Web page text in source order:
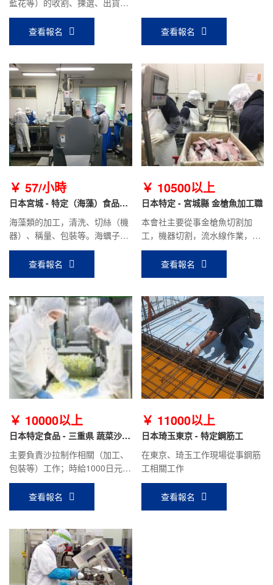
藍花等）的收割、揀選、出貨等
工作
查看報名
查看報名
￥ 57/小時
日本宮城 - 特定（海藻）食品加
工
海藻類的加工，清洗、切絲（機
器）、稱量、包裝等。海蠣子季
節，也有海蠣子的分裝（不撬海
蠣子，直接加工海蠣子肉）
查看報名
￥ 10500以上
日本特定 - 宮城縣 金槍魚加工職
本會社主要從事金槍魚切割加
工，機器切割，流水線作業，性
質站立工作，需要有耐力，身體
壯實，能吃苦。
查看報名
￥ 10000以上
日本特定食品 - 三重県 蔬菜沙拉
職
主要負責沙拉制作相關（加工、
包裝等）工作；時給1000日元/
時，月收入18萬日元左右。
查看報名
￥ 11000以上
日本琦玉東京 - 特定鋼筋工
在東京、琦玉工作現場從事鋼筋
工相關工作
查看報名